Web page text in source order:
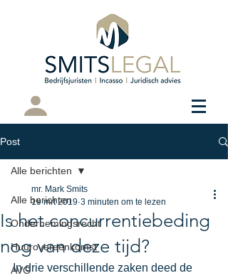
Cliëntenportaal
Post
Alle berichten
Ondernemingsrecht
Huurovereenkomst
AVG
Alle berichten
Is het concurrentiebeding
nog van deze tijd?
mr. Mark Smits
19 mrt 2019 3 minuten om te lezen
In drie verschillende zaken deed de